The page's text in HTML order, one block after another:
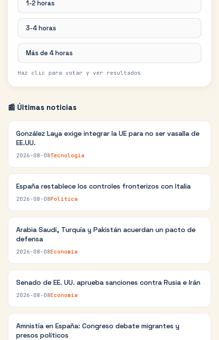
1-2 horas
3-4 horas
Más de 4 horas
Haz clic para votar y ver resultados
📰 Últimas noticias
González Laya exige integrar la UE para no ser vasalla de
EE.UU.
2026-08-08Tecnología
España restablece los controles fronterizos con Italia
2026-08-08Política
Arabia Saudí, Turquía y Pakistán acuerdan un pacto de
defensa
2026-08-08Economía
Senado de EE. UU. aprueba sanciones contra Rusia e Irán
2026-08-08Economía
Amnistía en España: Congreso debate migrantes y
presos políticos